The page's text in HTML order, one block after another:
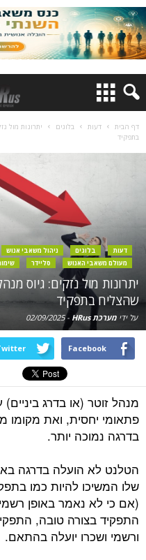
דף הבית דעות בלוגים
יתרונות מול
בתפקיד
דעות בלוגים ניהול משאבי אנוש
מעולם משאבי האנוש
סליידר
יתרונות מול נזקים: גיוס
שהצליח בתפקיד
על ידי מערכת HRus -
02/09/2025
Facebook
מנהל זוטר (או בדרג
פתאומי יחסית, ואת מקומו
בדרגה נמוכה יותר.
הטלנט לא הועלה בדרגה
שלו המשיכו להיות כמו
(אם כי לא נאמר באופן
התפקיד בצורה טובה,
ורשמי ושכרו יועלה בהתאם.